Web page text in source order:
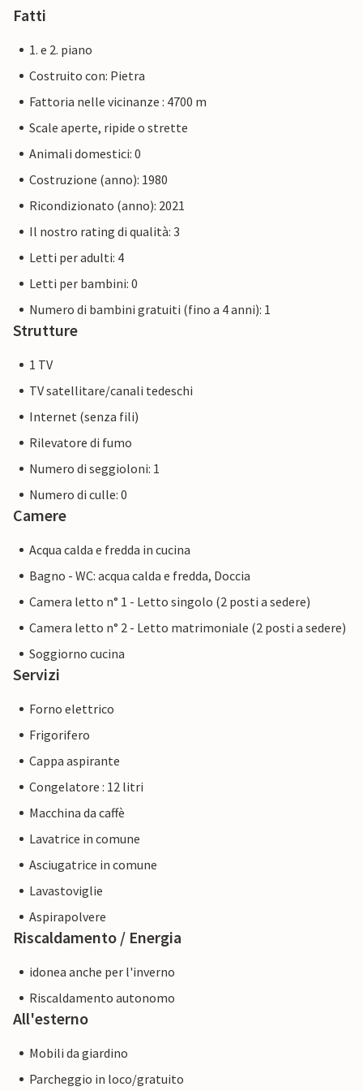
rumore, sporcizia e strade. Chiediamo la vostra
comprensione ***
Fatti
1. e 2. piano
Costruito con: Pietra
Fattoria nelle vicinanze : 4700 m
Scale aperte, ripide o strette
Animali domestici: 0
Costruzione (anno): 1980
Ricondizionato (anno): 2021
Il nostro rating di qualità: 3
Letti per adulti: 4
Letti per bambini: 0
Numero di bambini gratuiti (fino a 4 anni): 1
Strutture
1 TV
TV satellitare/canali tedeschi
Internet (senza fili)
Rilevatore di fumo
Numero di seggioloni: 1
Numero di culle: 0
Camere
Acqua calda e fredda in cucina
Bagno - WC: acqua calda e fredda, Doccia
Camera letto n° 1 - Letto singolo (2 posti a sedere)
Camera letto n° 2 - Letto matrimoniale (2 posti a sedere)
Soggiorno cucina
Servizi
Forno elettrico
Frigorifero
Cappa aspirante
Congelatore : 12 litri
Macchina da caffè
Lavatrice in comune
Asciugatrice in comune
Lavastoviglie
Aspirapolvere
Riscaldamento / Energia
idonea anche per l'inverno
Riscaldamento autonomo
All'esterno
Mobili da giardino
Parcheggio in loco/gratuito